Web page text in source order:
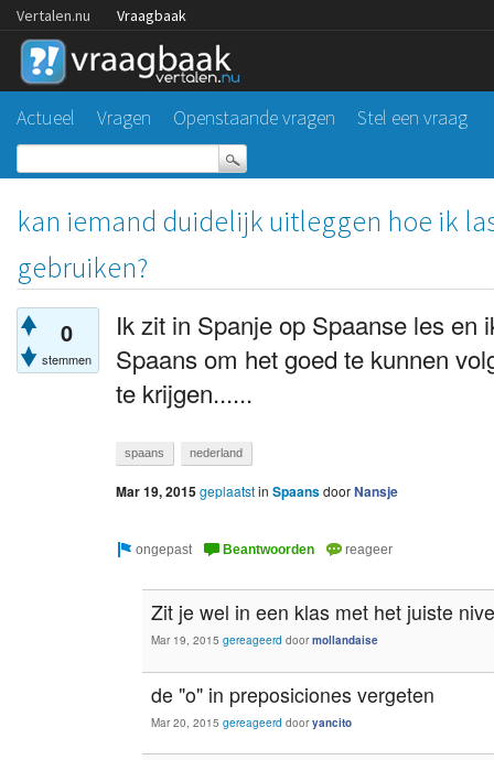
Vertalen.nu Vraagbaak
Actueel Vragen Openstaande vragen Stel een vraag
kan iemand duidelijk uitleggen hoe ik
gebruiken?
0
stemmen
Ik zit in Spanje op Spaanse les en
Spaans om het goed te kunnen
te krijgen......
spaans nederland
Mar 19, 2015geplaatstin SpaansdoorNansje
Zit je wel in een klas met het juiste
Mar 19, 2015 gereageerd doormollandaise
de "o" in preposiciones vergeten
Mar 20, 2015 gereageerd dooryancito